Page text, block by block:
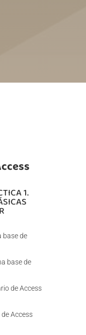
1.
base de
base de
de Access
Access